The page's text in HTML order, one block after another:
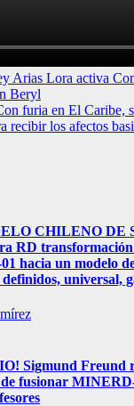
Lora activa
Beryl
furia en El Caribe,
recibir los afectos
CHILENO DE
RD
hacia un modelo
universal,
Sigmund Freund
fusionar